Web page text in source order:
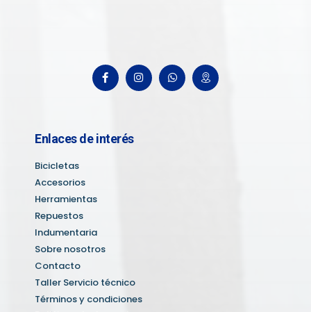
Enlaces de interés
Bicicletas
Accesorios
Herramientas
Repuestos
Indumentaria
Sobre nosotros
Contacto
Taller Servicio técnico
Términos y condiciones